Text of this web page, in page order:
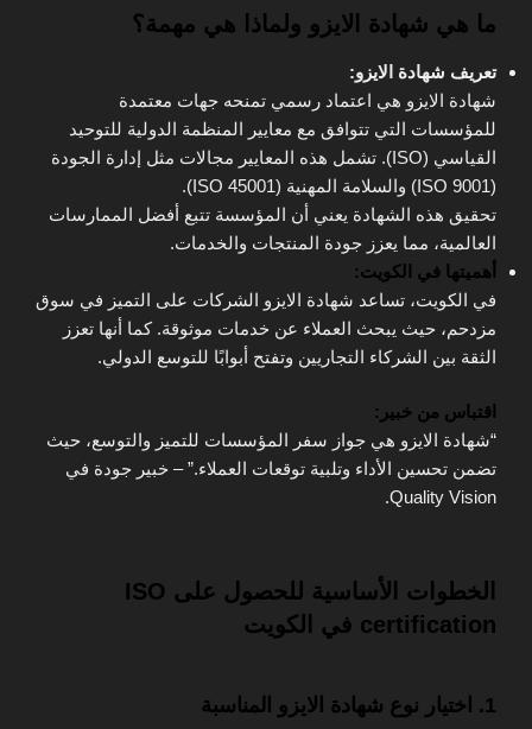
ما هي شهادة الايزو ولماذا هي مهمة؟
تعريف شهادة الايزو:
شهادة الايزو هي اعتماد رسمي تمنحه جهات معتمدة
للمؤسسات التي تتوافق مع معايير المنظمة الدولية للتوحيد
القياسي (ISO). تشمل هذه المعايير مجالات مثل إدارة الجودة
(ISO 9001) والسلامة المهنية (ISO 45001).
تحقيق هذه الشهادة يعني أن المؤسسة تتبع أفضل الممارسات
العالمية، مما يعزز جودة المنتجات والخدمات.
أهميتها في الكويت:
في الكويت، تساعد شهادة الايزو الشركات على التميز في سوق
مزدحم، حيث يبحث العملاء عن خدمات موثوقة. كما أنها تعزز
الثقة بين الشركاء التجاريين وتفتح أبوابًا للتوسع الدولي.
اقتباس من خبير:
“شهادة الايزو هي جواز سفر المؤسسات للتميز والتوسع، حيث
تضمن تحسين الأداء وتلبية توقعات العملاء.” – خبير جودة في
Quality Vision.
الخطوات الأساسية للحصول على ISO
certification في الكويت
1. اختيار نوع شهادة الايزو المناسبة